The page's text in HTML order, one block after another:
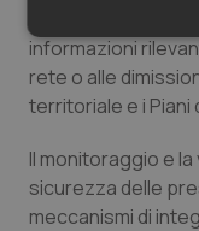
informazioni
rete o alle
territoriale e i Piani
Il monitoraggio e
sicurezza delle
meccanismi di
Necessari